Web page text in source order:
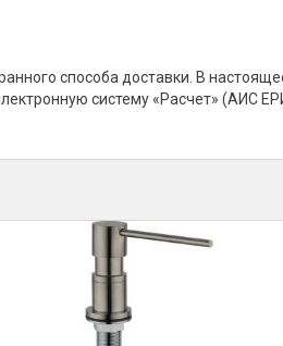
способа доставки. В
систему «Расчет» (АИС